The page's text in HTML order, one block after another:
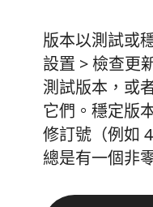
版本以測試或
設置 > 檢查更
測試版本，或
它們。穩定版
修訂號（例如
總是有一個非